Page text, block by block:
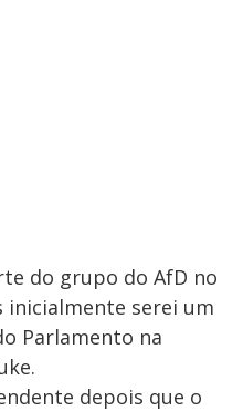
do grupo do AfD no
inicialmente serei um
Parlamento na
depois que o